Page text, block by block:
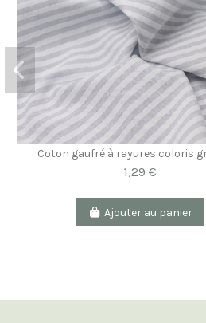
Coton gaufré à rayures coloris
1,29 €
Ajouter au panier